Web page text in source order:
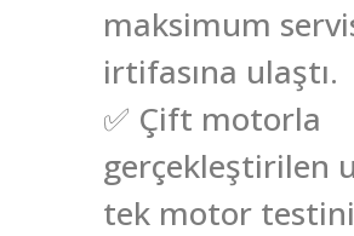
maksimum
irtifasına ulaştı.
✅ Çift motorla
gerçekleştirilen
tek motor